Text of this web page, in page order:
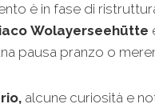
è in fase di
Wolayerseehütte
pausa pranzo o
alcune curiosità e